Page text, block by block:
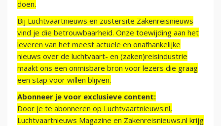
doen.
Bij Luchtvaartnieuws en zustersite Zakenreisnieuws
vind je die betrouwbaarheid. Onze toewijding aan het
leveren van het meest actuele en onafhankelijke
nieuws over de luchtvaart- en (zaken)reisindustrie
maakt ons een onmisbare bron voor lezers die graag
een stap voor willen blijven.
Abonneer je voor exclusieve content:
Door je te abonneren op Luchtvaartnieuws.nl,
Luchtvaartnieuws Magazine en Zakenreisnieuws.nl krijg